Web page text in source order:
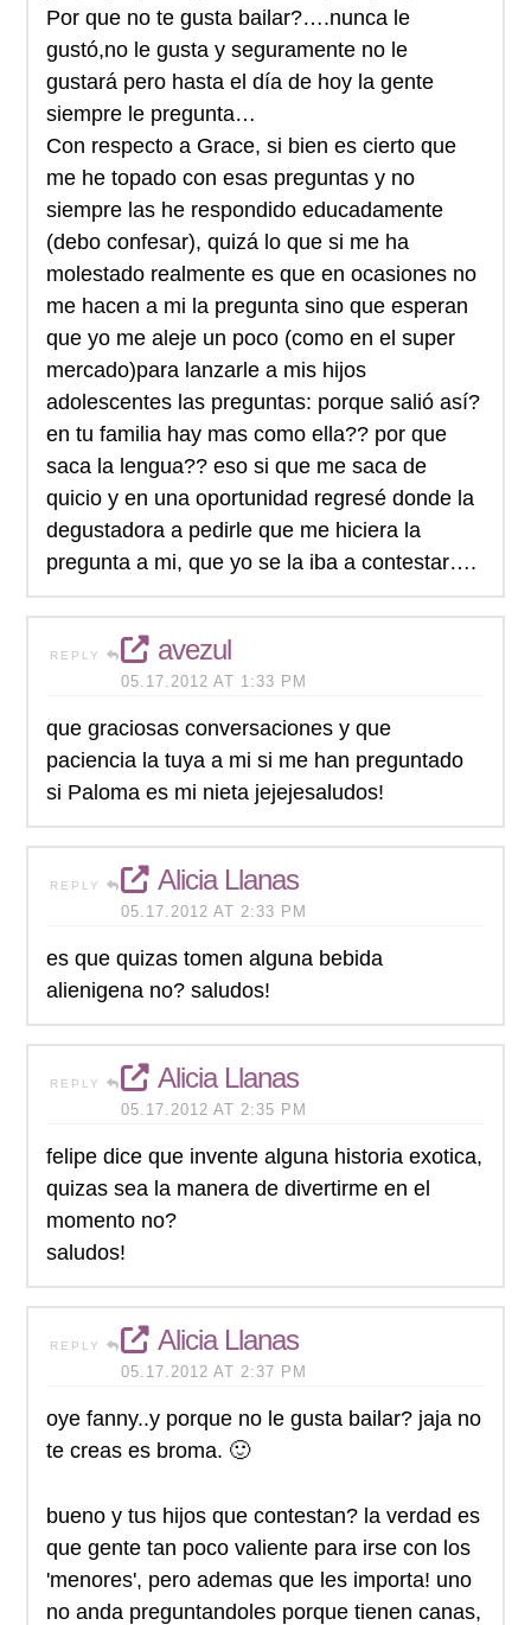
Por que no te gusta bailar?….nunca le
gustó,no le gusta y seguramente no le
gustará pero hasta el día de hoy la gente
siempre le pregunta…
Con respecto a Grace, si bien es cierto que
me he topado con esas preguntas y no
siempre las he respondido educadamente
(debo confesar), quizá lo que si me ha
molestado realmente es que en ocasiones no
me hacen a mi la pregunta sino que esperan
que yo me aleje un poco (como en el super
mercado)para lanzarle a mis hijos
adolescentes las preguntas: porque salió así?
en tu familia hay mas como ella?? por que
saca la lengua?? eso si que me saca de
quicio y en una oportunidad regresé donde la
degustadora a pedirle que me hiciera la
pregunta a mi, que yo se la iba a contestar….
REPLY avezul
05.17.2012 AT 1:33 PM
que graciosas conversaciones y que
paciencia la tuya a mi si me han preguntado
si Paloma es mi nieta jejejesaludos!
REPLY Alicia Llanas
05.17.2012 AT 2:33 PM
es que quizas tomen alguna bebida
alienigena no? saludos!
REPLY Alicia Llanas
05.17.2012 AT 2:35 PM
felipe dice que invente alguna historia exotica,
quizas sea la manera de divertirme en el
momento no?
saludos!
REPLY Alicia Llanas
05.17.2012 AT 2:37 PM
oye fanny..y porque no le gusta bailar? jaja no
te creas es broma. 🙂
bueno y tus hijos que contestan? la verdad es
que gente tan poco valiente para irse con los
'menores', pero ademas que les importa! uno
no anda preguntandoles porque tienen canas,